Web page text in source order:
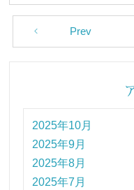
Prev
2025年10月
2025年9月
2025年8月
2025年7月